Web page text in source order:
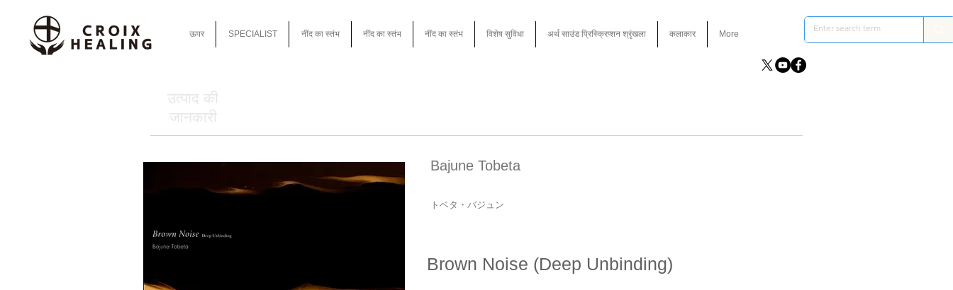
ऊपर SPECIALIST नींद का स्तंभ नींद का स्तंभ नींद का स्तंभ विशेष सुविधा अर्थ साउंड प्रिस्क्रिप्शन श्रृंखला कलाकार More
उत्पाद की
जानकारी
Bajune Tobeta
トベタ・バジュン
Brown Noise (Deep Unbinding)